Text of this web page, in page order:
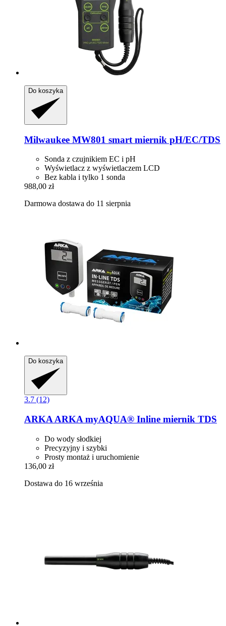
Do koszyka
Milwaukee MW801 smart miernik pH/EC/TDS
Sonda z czujnikiem EC i pH
Wyświetlacz z wyświetlaczem LCD
Bez kabla i tylko 1 sonda
988,00 zł
Darmowa dostawa do 11 sierpnia
Do koszyka
3.7 (12)
ARKA ARKA myAQUA® Inline miernik TDS
Do wody słodkiej
Precyzyjny i szybki
Prosty montaż i uruchomienie
136,00 zł
Dostawa do 16 września